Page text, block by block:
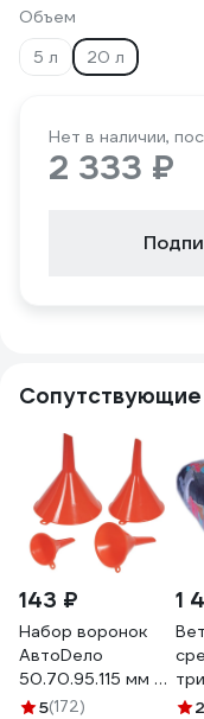
Объем
5 л
20 л
Нет в наличии,
2 333 ₽
143 ₽
Набор воронок
АвтоDело
50.70.95.115 мм 4
шт. 42104 15165
5(172)
1